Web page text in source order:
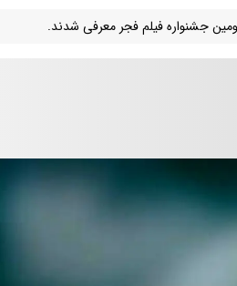
جشنواره فیلم فجر معرفی شدند.